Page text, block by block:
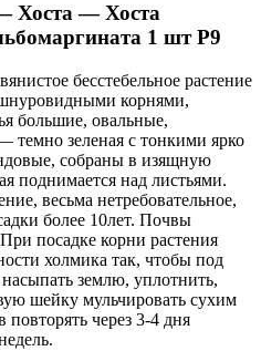
Хоста — Хоста
1 шт Р9
бесстебельное растение
корнями,
большие, овальные,
темно зеленая с тонкими ярко
собраны в изящную
поднимается над листьями.
весьма нетребовательное,
более 10лет. Почвы
посадке корни растения
холмика так, чтобы под
землю, уплотнить,
шейку мульчировать сухим
через 3-4 дня